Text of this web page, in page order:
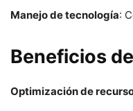
Manejo de tecnología:
Beneficios
Optimización de